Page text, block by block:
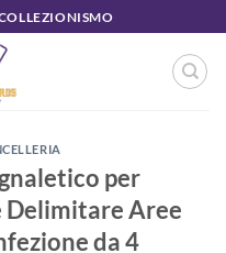
per
Delimitare Aree
da 4